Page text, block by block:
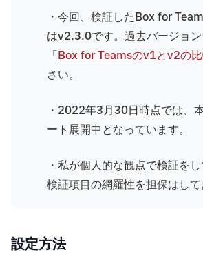
・今回、検証したBox for
はv2.3.0です。過去バージョ
「Box for Teamsのv1とv2の
さい。
・2022年3月30日時点では、
ート展開中となっています。
・私が個人的な観点で検証をし
検証項目の網羅性を担保はして
設定方法